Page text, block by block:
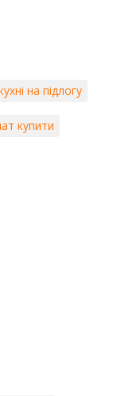
на підлогу
купити